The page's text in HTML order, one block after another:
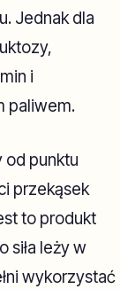
Jednak dla
i
paliwem.
od punktu
przekąsek
to produkt
siła leży w
wykorzystać